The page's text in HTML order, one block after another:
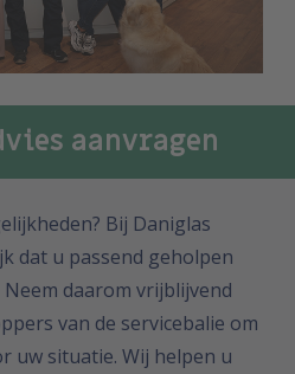
aanvragen
Bij Daniglas
dat u passend geholpen
daarom vrijblijvend
van de servicebalie om
uw situatie. Wij helpen u